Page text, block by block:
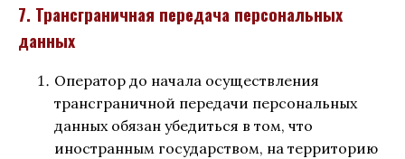
7. Трансграничная передача персональных
данных
Оператор до начала осуществления
трансграничной передачи персональных
данных обязан убедиться в том, что
иностранным государством, на территорию